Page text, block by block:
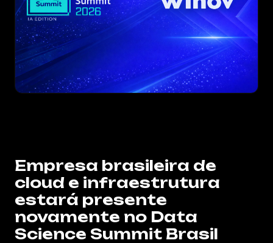
Histórico
Imprensa
Notícias
Empresa brasileira de
cloud e infraestrutura
estará presente
novamente no Data
Science Summit Brasil